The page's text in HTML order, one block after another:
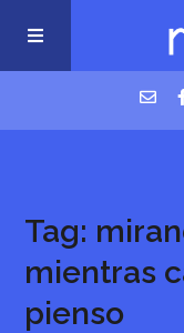
Cigarrillos en la
Música nueva
Tag:
mientras
pienso